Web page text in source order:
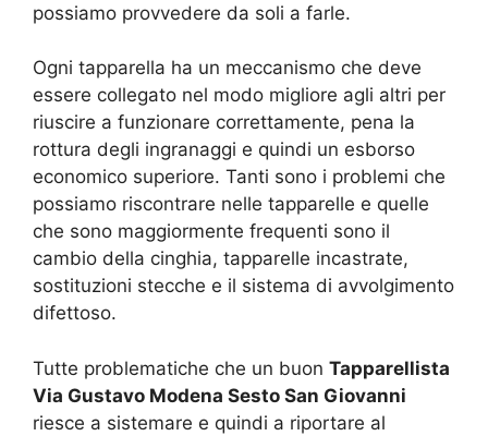
possiamo provvedere da soli a farle.
Ogni tapparella ha un meccanismo che deve
essere collegato nel modo migliore agli altri per
riuscire a funzionare correttamente, pena la
rottura degli ingranaggi e quindi un esborso
economico superiore. Tanti sono i problemi che
possiamo riscontrare nelle tapparelle e quelle
che sono maggiormente frequenti sono il
cambio della cinghia, tapparelle incastrate,
sostituzioni stecche e il sistema di avvolgimento
difettoso.
Tutte problematiche che un buon Tapparellista
Via Gustavo Modena Sesto San Giovanni
riesce a sistemare e quindi a riportare al